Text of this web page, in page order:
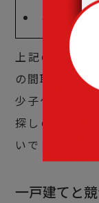
4DK・
上記のとおり
の間取りより
少子化の需要
探しの際の選
いでしょう。
一戸建てと